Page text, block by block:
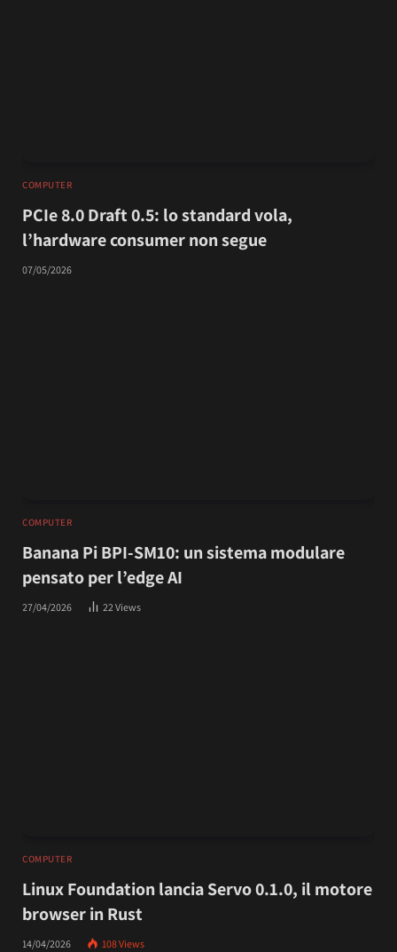
COMPUTER
PCIe 8.0 Draft 0.5: lo standard vola,
l’hardware consumer non segue
07/05/2026
COMPUTER
Banana Pi BPI-SM10: un sistema modulare
pensato per l’edge AI
27/04/2026 22 Views
COMPUTER
Linux Foundation lancia Servo 0.1.0, il motore
browser in Rust
14/04/2026 108Views